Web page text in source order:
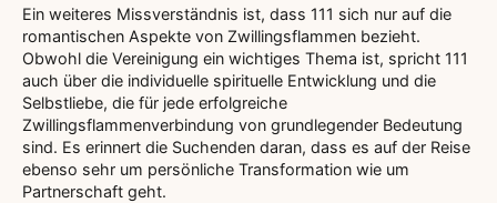
Ein weiteres Missverständnis ist, dass 111 sich nur auf die
romantischen Aspekte von Zwillingsflammen bezieht.
Obwohl die Vereinigung ein wichtiges Thema ist, spricht 111
auch über die individuelle spirituelle Entwicklung und die
Selbstliebe, die für jede erfolgreiche
Zwillingsflammenverbindung von grundlegender Bedeutung
sind. Es erinnert die Suchenden daran, dass es auf der Reise
ebenso sehr um persönliche Transformation wie um
Partnerschaft geht.